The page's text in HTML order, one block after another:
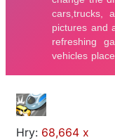
Hry: 68,664 x